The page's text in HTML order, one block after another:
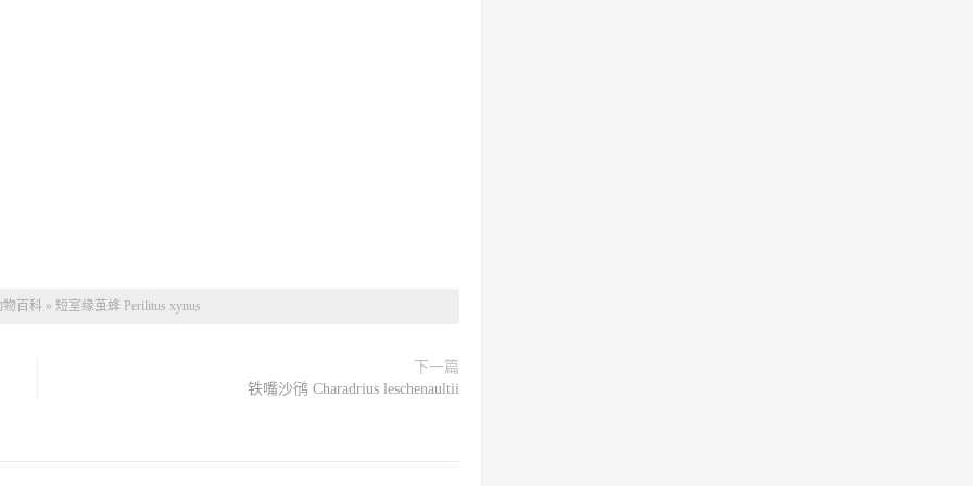
物百科 » 短室缘茧蜂 Perilitus xynus
下一篇
铁嘴沙鸻 Charadrius leschenaultii